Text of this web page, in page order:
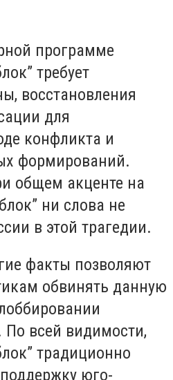
программе
требует
восстановления
для
конфликта и
формирований.
общем акценте на
ни слова не
в этой трагедии.
факты позволяют
обвинять данную
По всей видимости,
традиционно
юго-